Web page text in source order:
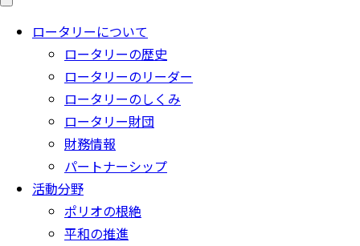
ロータリーについて
ロータリーの歴史
ロータリーのリーダー
ロータリーのしくみ
ロータリー財団
財務情報
パートナーシップ
活動分野
ポリオの根絶
平和の推進